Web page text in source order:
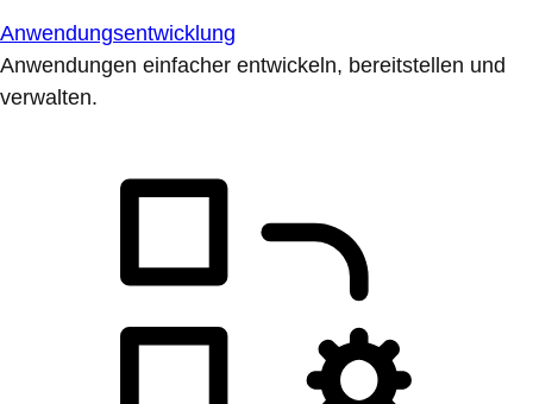
Anwendungsentwicklung
Anwendungen einfacher entwickeln, bereitstellen und
verwalten.